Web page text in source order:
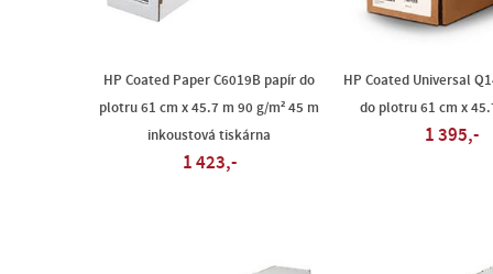
HP Coated Paper C6019B papír do
plotru 61 cm x 45.7 m 90 g/m² 45 m
inkoustová tiskárna
1 423,-
HP Coated Universal
do plotru 61 cm x
1 395,-